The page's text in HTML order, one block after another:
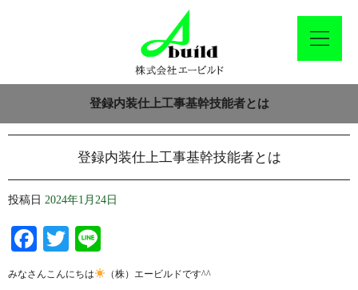
登録内装仕上工事基幹技能者とは
登録内装仕上工事基幹技能者とは
投稿日 2024年1月24日
Facebook
Twitter
みなさんこんにちは （株）エービルドです^^